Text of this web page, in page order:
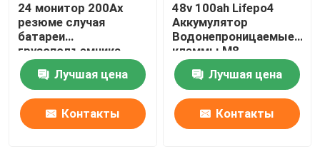
24 монитор 200Ах
резюме случая
батареи
грузоподъемника
Лифепо4 вольта
электрический
водоустойчивый
Лучшая цена
Контакты
48v 100ah Lifepo4
Аккумулятор
Водонепроницаемые
клеммы M8
Лучшая цена
Контакты